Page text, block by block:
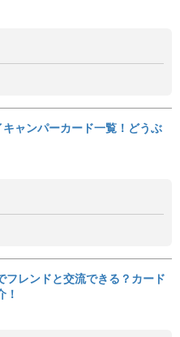
ャンパーカード一覧！どうぶ
フレンドと交流できる？カード
！